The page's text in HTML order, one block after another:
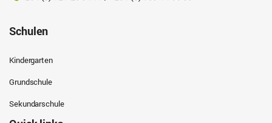
Schulen
Kindergarten
Grundschule
Sekundarschule